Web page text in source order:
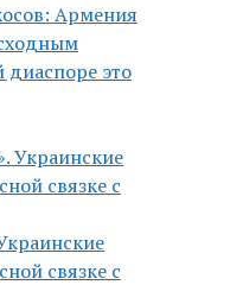
Армения
это
связке с